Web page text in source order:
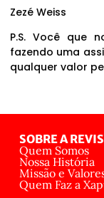
Zezé Weiss
P.S. Você que
fazendo uma
qualquer valor
SOBRE A
Quem Somos
Nossa História
Missão e
Quem Faz a